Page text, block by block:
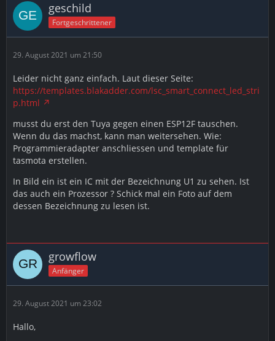
geschild
Fortgeschrittener
29. August 2021 um 21:50
Leider nicht ganz einfach. Laut dieser Seite:
https://templates.blakadder.com/lsc_smart_connect_led_stri
p.html
musst du erst den Tuya gegen einen ESP12F tauschen.
Wenn du das machst, kann man weitersehen. Wie:
Programmieradapter anschliessen und template für
tasmota erstellen.
In Bild ein ist ein IC mit der Bezeichnung U1 zu sehen. Ist
das auch ein Prozessor ? Schick mal ein Foto auf dem
dessen Bezeichnung zu lesen ist.
growflow
Anfänger
29. August 2021 um 23:02
Hallo,